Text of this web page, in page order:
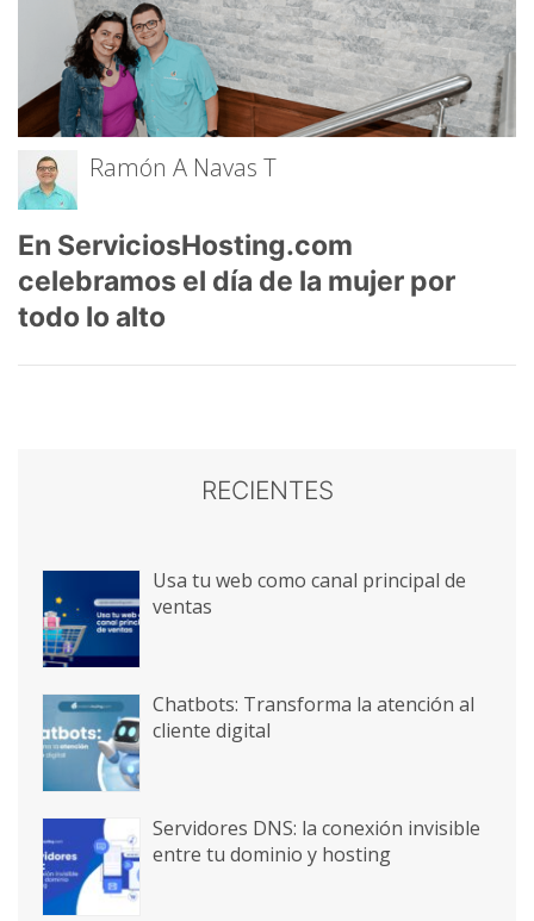
Ramón A Navas T
En ServiciosHosting.com
celebramos el día de la mujer por
todo lo alto
RECIENTES
Usa tu web como canal principal de
ventas
Chatbots: Transforma la atención al
cliente digital
Servidores DNS: la conexión invisible
entre tu dominio y hosting